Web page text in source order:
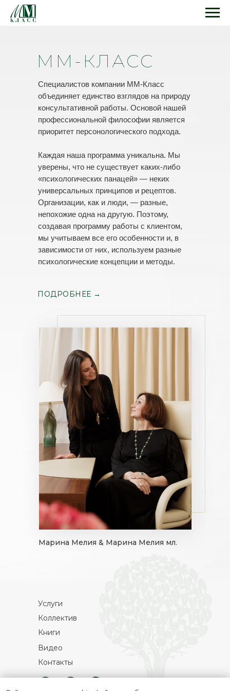
Специалистов компании ММ-Класс
объединяет единство взглядов на природу
консультативной работы. Основой нашей
профессиональной философии является
приоритет персонологического подхода.
Каждая наша программа уникальна. Мы
уверены, что не существует каких-либо
«психологических панацей» — неких
универсальных принципов и рецептов.
Организации, как и люди, — разные,
непохожие одна на другую. Поэтому,
создавая программу работы с клиентом,
мы учитываем все его особенности и, в
зависимости от них, используем разные
психологические концепции и методы.
ММ-КЛАСС
ПОДРОБНЕЕ →
Марина Мелия & Марина Мелия мл.
Услуги
Коллектив
Книги
Видео
Контакты